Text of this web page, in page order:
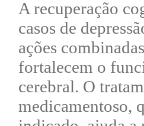
A recuperação
casos de
ações
fortalecem o
cerebral. O
medicamentoso,